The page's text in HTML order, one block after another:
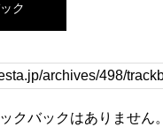
ク
クバックはありません。